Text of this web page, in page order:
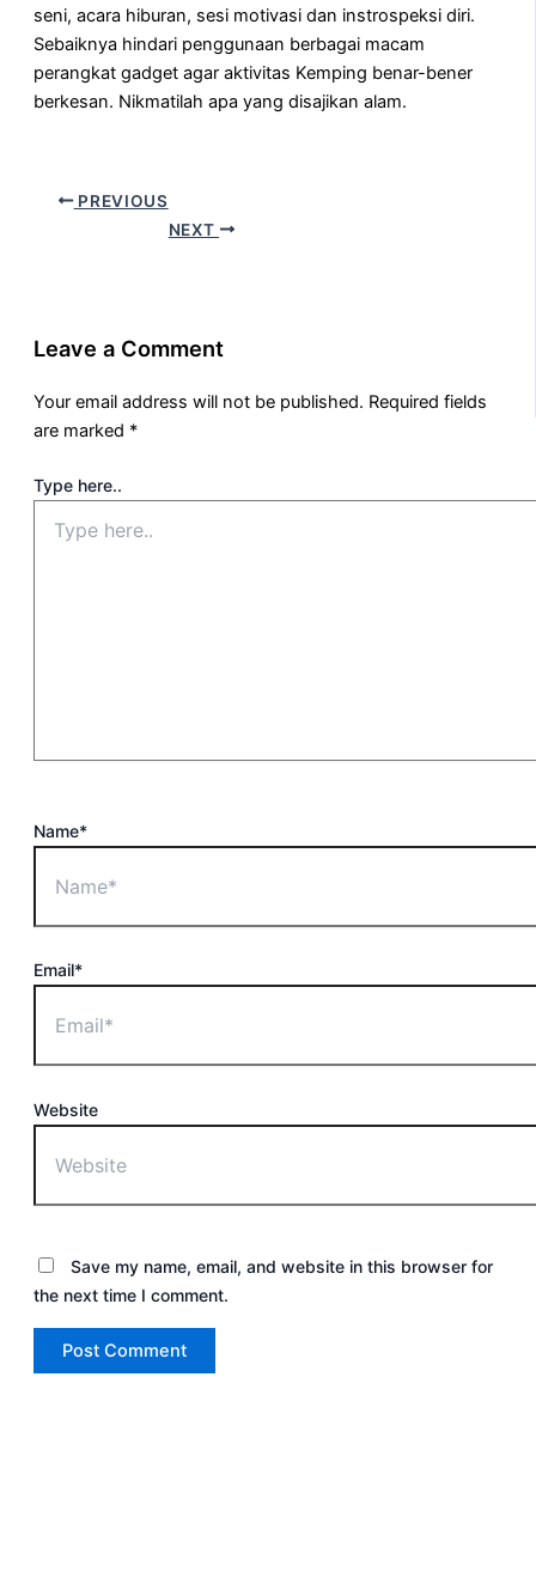
seni, acara hiburan, sesi motivasi dan instrospeksi diri.
Sebaiknya hindari penggunaan berbagai macam
perangkat gadget agar aktivitas Kemping benar-bener
berkesan. Nikmatilah apa yang disajikan alam.
PREVIOUS
NEXT
Leave a Comment
Your email address will not be published. Required fields
are marked *
Type here..
Name*
Email*
Website
Save my name, email, and website in this browser for
the next time I comment.